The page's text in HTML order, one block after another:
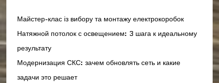
Майстер-клас із вибору та монтажу електрокоробок
Натяжной потолок с освещением: 3 шага к идеальному
результату
Модернизация СКС: зачем обновлять сеть и какие
задачи это решает